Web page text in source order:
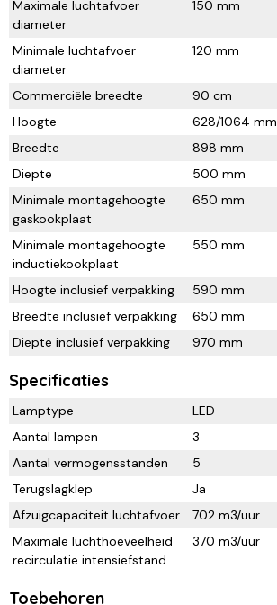
Maximale luchtafvoer
diameter
150 mm
Minimale luchtafvoer
diameter
120 mm
Commerciële breedte
90 cm
Hoogte
628/1064 mm
Breedte
898 mm
Diepte
500 mm
Minimale montagehoogte
gaskookplaat
650 mm
Minimale montagehoogte
inductiekookplaat
550 mm
Hoogte inclusief verpakking
590 mm
Breedte inclusief verpakking
650 mm
Diepte inclusief verpakking
970 mm
Specificaties
Lamptype
LED
Aantal lampen
3
Aantal vermogensstanden
5
Terugslagklep
Ja
Afzuigcapaciteit luchtafvoer
702 m3/uur
Maximale luchthoeveelheid
recirculatie intensiefstand
370 m3/uur
Toebehoren